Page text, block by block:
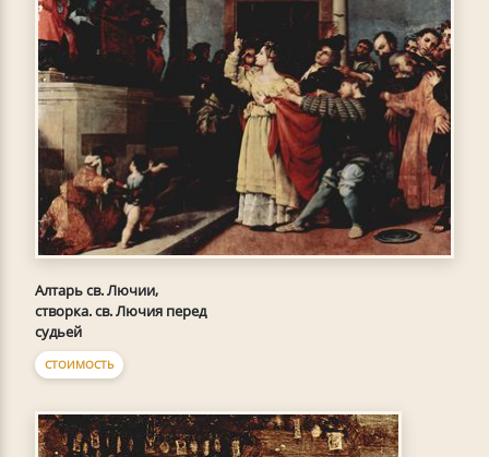
Алтарь св. Лючии,
створка. св. Лючия перед
судьей
СТОИМОСТЬ